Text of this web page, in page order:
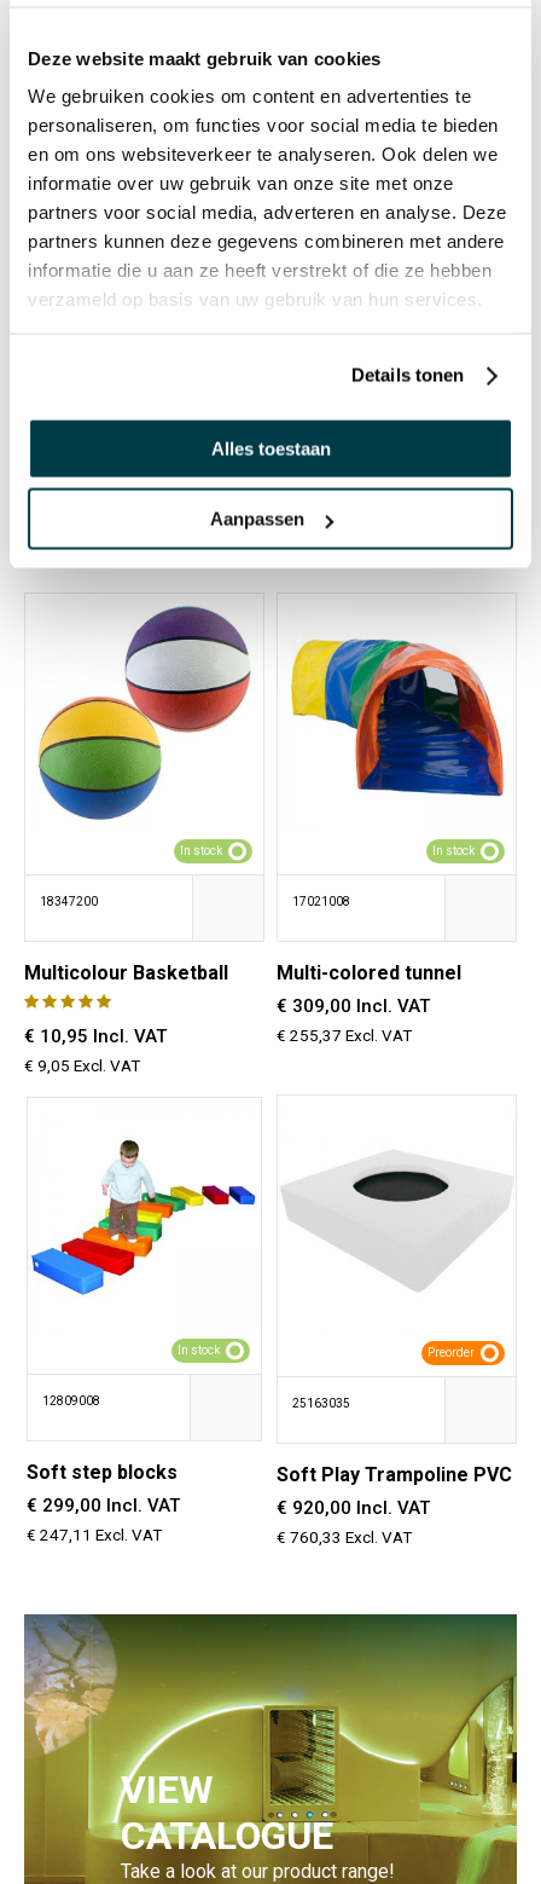
Deze website maakt gebruik van cookies
We gebruiken cookies om content en advertenties te
personaliseren, om functies voor social media te bieden
en om ons websiteverkeer te analyseren. Ook delen we
informatie over uw gebruik van onze site met onze
partners voor social media, adverteren en analyse. Deze
partners kunnen deze gegevens combineren met andere
informatie die u aan ze heeft verstrekt of die ze hebben
verzameld op basis van uw gebruik van hun services.
Details tonen
Alles toestaan
Aanpassen
Crawl Through Tunnel -
Coloured
6
€ 154,99 Incl. VAT
18347200
In stock
Multicolour Basketball
€ 10,95 Incl. VAT
€ 9,05 Excl. VAT
17021008
In stock
Multi-colored tunnel
€ 309,00 Incl. VAT
€ 255,37 Excl. VAT
12809008
In stock
Soft step blocks
€ 299,00 Incl. VAT
€ 247,11 Excl. VAT
25163035
Preorder
Soft Play Trampoline PVC
€ 920,00 Incl. VAT
€ 760,33 Excl. VAT
VIEW
CATALOGUE
Take a look at our product range!